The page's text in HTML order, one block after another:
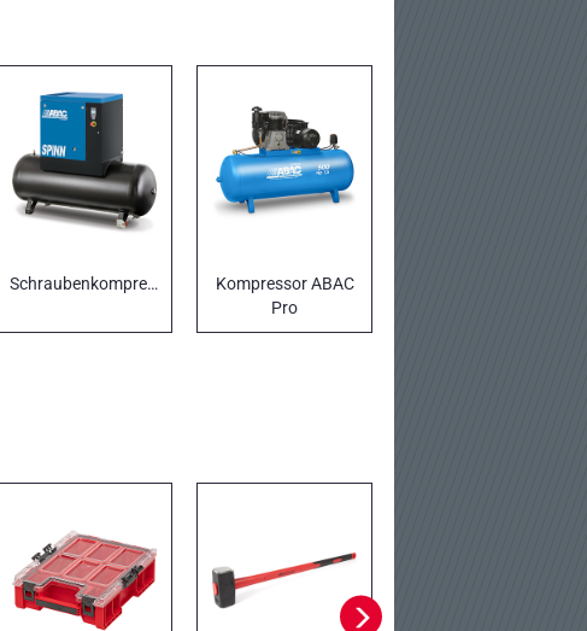
Schraubenkompressoren
Kompressor ABAC
Pro